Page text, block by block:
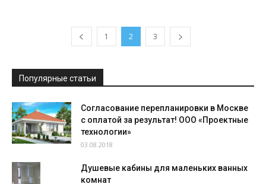
1 2 3
Популярные статьи
Согласование перепланировки в Москве
с оплатой за результат! ООО «Проектные
технологии»
03.08.2018
Душевые кабины для маленьких ванных
комнат